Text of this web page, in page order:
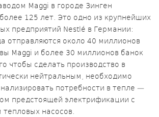
Maggi в городе Зинген
125 лет. Это одно из крупнейших
предприятий Nestlé в Германии:
отправляются около 40 миллионов
Maggi и более 30 миллионов банок
чтобы сделать производство в
нейтральным, необходимо
потребности в тепле —
предстоящей электрификации с
насосов.